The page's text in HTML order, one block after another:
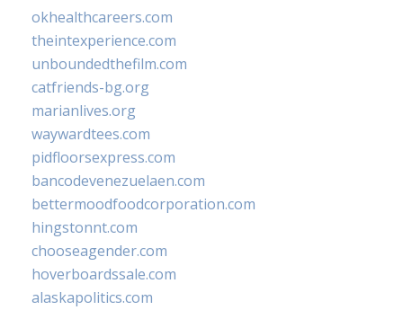
okhealthcareers.com
theintexperience.com
unboundedthefilm.com
catfriends-bg.org
marianlives.org
waywardtees.com
pidfloorsexpress.com
bancodevenezuelaen.com
bettermoodfoodcorporation.com
hingstonnt.com
chooseagender.com
hoverboardssale.com
alaskapolitics.com